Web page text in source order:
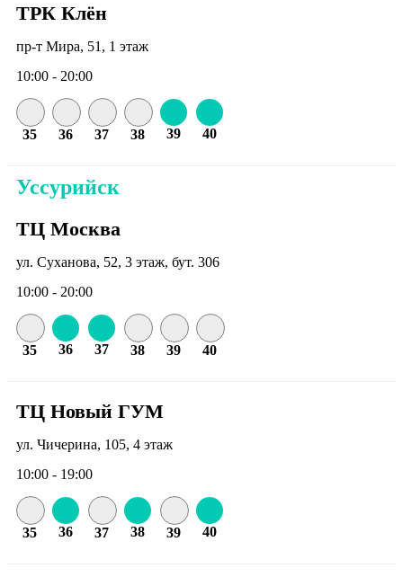
ТРК Клён
пр-т Мира, 51, 1 этаж
10:00 - 20:00
35 36 37 38 39 40
Уссурийск
ТЦ Москва
ул. Суханова, 52, 3 этаж, бут. 306
10:00 - 20:00
35 36 37 38 39 40
ТЦ Новый ГУМ
ул. Чичерина, 105, 4 этаж
10:00 - 19:00
35 36 37 38 39 40